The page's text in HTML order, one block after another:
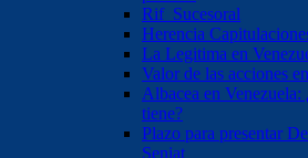
Rif Sucesoral
Herencia
La Legitima en
Valor de las acciones
Albacea en
tiene?
Plazo para presentar
Seniat